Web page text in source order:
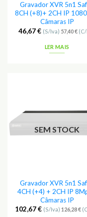
Gravador XVR 5n1
8CH (+8)+ 2CH IP
Câmaras IP
46,67€ (S/Iva) 57,40€(C/
LER MAIS
SEM STOCK
Gravador XVR 5n1
4CH (+4) + 2CH IP
Câmaras IP
102,67€ (S/Iva) 126,28€